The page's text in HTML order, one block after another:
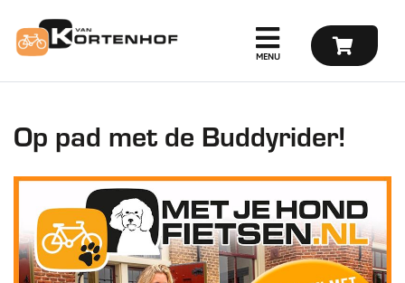
Op pad met de Buddyrider!